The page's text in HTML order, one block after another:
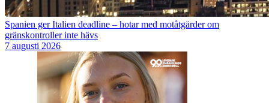
Spanien ger Italien deadline – hotar med motåtgärder om
gränskontroller inte hävs
7 augusti 2026